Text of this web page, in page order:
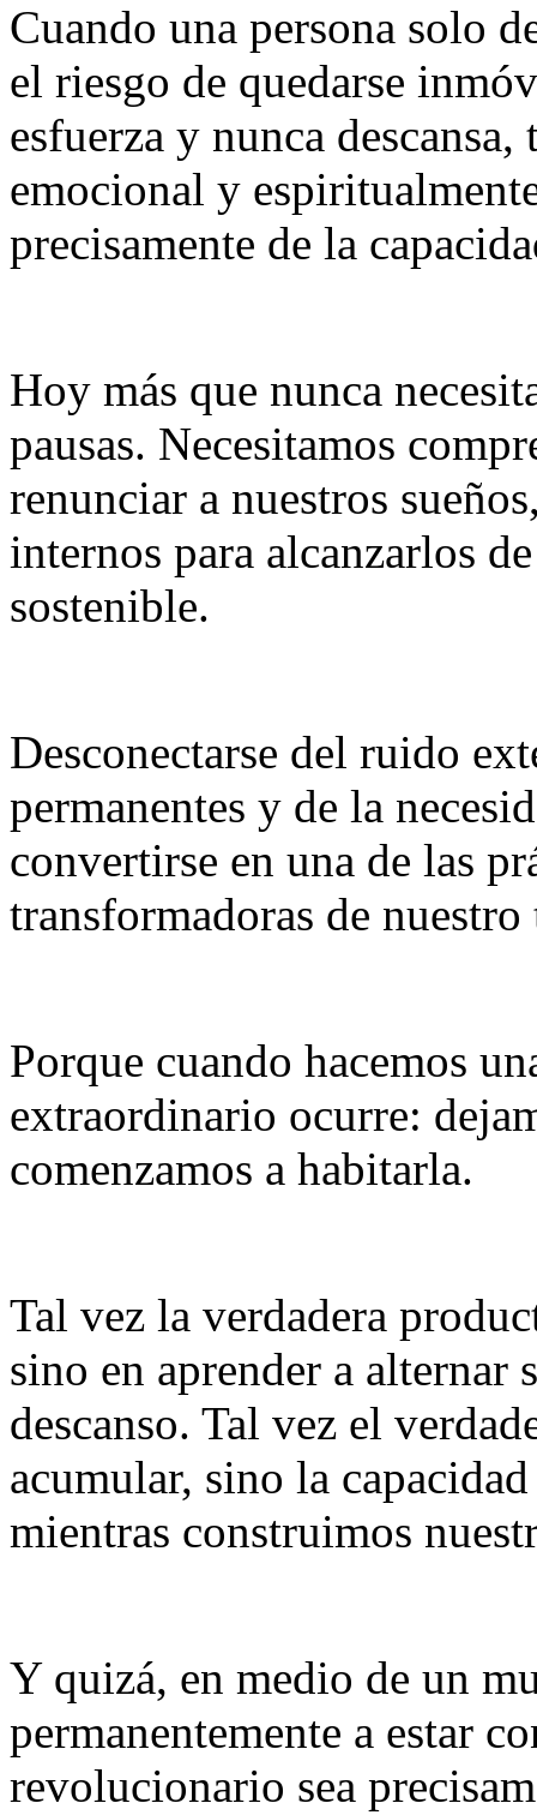
Cuando una persona solo
el riesgo de quedarse
esfuerza y nunca
emocional y
precisamente de la
Hoy más que nunca
pausas. Necesitamos
renunciar a nuestros
internos para alcanzarlos
sostenible.
Desconectarse del ruido
permanentes y de la
convertirse en una de las
transformadoras de
Porque cuando hacemos
extraordinario ocurre:
comenzamos a habitarla.
Tal vez la verdadera
sino en aprender a alternar
descanso. Tal vez el
acumular, sino la
mientras construimos
Y quizá, en medio de un
permanentemente a estar
revolucionario sea